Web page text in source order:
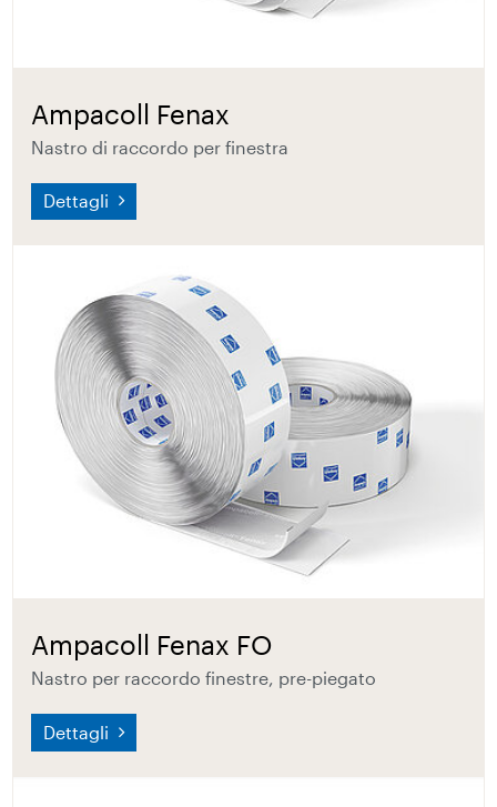
Ampacoll Fenax
Nastro di raccordo per finestra
Dettagli
Ampacoll Fenax FO
Nastro per raccordo finestre, pre-piegato
Dettagli